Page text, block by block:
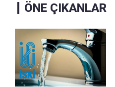
ÖNE ÇIKANLAR